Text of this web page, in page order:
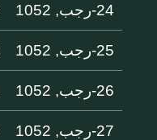
24-رجب, 1052
25-رجب, 1052
26-رجب, 1052
27-رجب, 1052